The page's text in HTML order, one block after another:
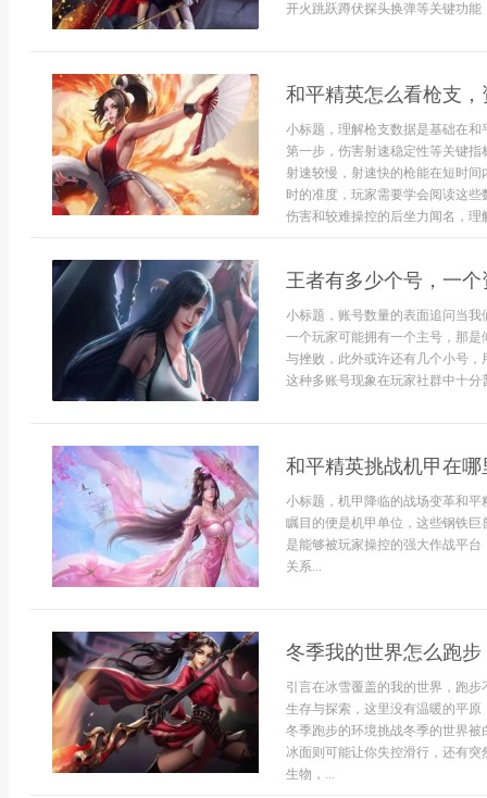
开火跳跃蹲伏探头换弹等关键功
和平精英怎么看枪支
小标题，理解枪支数据是基础在
第一步，伤害射速稳定性等关键
射速较慢，射速快的枪能在短时
时的准度，玩家需要学会阅读这
伤害和较难操控的后坐力闻名，理
王者有多少个号，一
小标题，账号数量的表面追问当
一个玩家可能拥有一个主号，那
与挫败，此外或许还有几个小号
这种多账号现象在玩家社群中十分
和平精英挑战机甲在
小标题，机甲降临的战场变革和
瞩目的便是机甲单位，这些钢铁
是能够被玩家操控的强大作战平
关系...
冬季我的世界怎么跑
引言在冰雪覆盖的我的世界，跑
生存与探索，这里没有温暖的平
冬季跑步的环境挑战冬季的世界
冰面则可能让你失控滑行，还有
生物，...